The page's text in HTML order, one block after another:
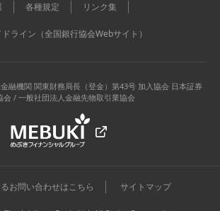
各種規定 リンク集
ライン（全国銀行協会Webサイト）
融機関 関東財務局長（登金）第43号 加入協会 日本証券
会 / 一般社団法人金融先物取引業協会
お問い合わせはこちら サイトマップ